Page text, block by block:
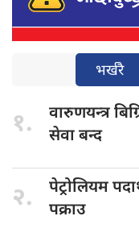
भर्खरै
१. वारुणयन्त्र
सेवा बन्द
२. पेट्रोलियम
पक्राउ